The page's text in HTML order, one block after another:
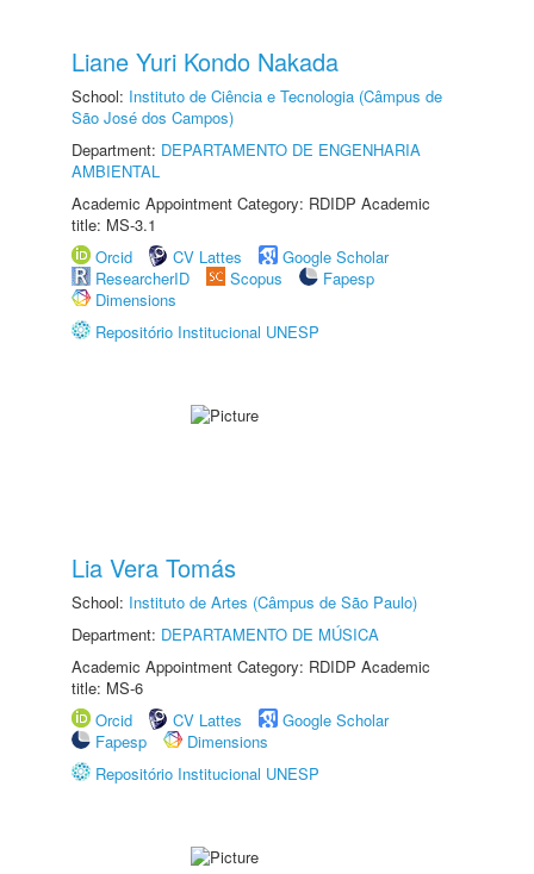
Liane Yuri Kondo Nakada
School: Instituto de Ciência e Tecnologia (Câmpus de
São José dos Campos)
Department: DEPARTAMENTO DE ENGENHARIA
AMBIENTAL
Academic Appointment Category: RDIDP Academic
title: MS-3.1
Orcid
CV Lattes
Google Scholar
ResearcherID
Scopus
Fapesp
Dimensions
Repositório Institucional UNESP
Lia Vera Tomás
School: Instituto de Artes (Câmpus de São Paulo)
Department: DEPARTAMENTO DE MÚSICA
Academic Appointment Category: RDIDP Academic
title: MS-6
Orcid
CV Lattes
Google Scholar
Fapesp
Dimensions
Repositório Institucional UNESP